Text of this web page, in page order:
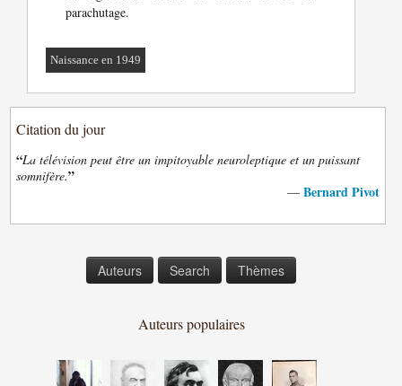
parachutage.
Naissance en 1949
Citation du jour
“La télévision peut être un impitoyable neuroleptique et un puissant
somnifère.”
— Bernard Pivot
Auteurs Search Thèmes
Auteurs populaires